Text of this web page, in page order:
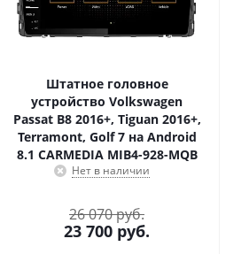
Штатное головное
устройство Volkswagen
Passat B8 2016+, Tiguan 2016+,
Terramont, Golf 7 на Android
8.1 CARMEDIA MIB4-928-MQB
Нет в наличии
26 070 руб.
23 700 руб.